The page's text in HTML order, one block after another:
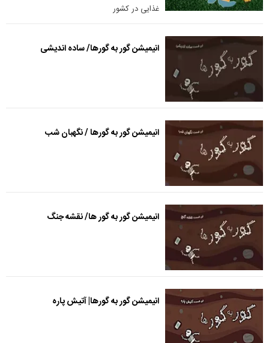
غذایی در کشور
انیمیشن گور به گورها/ ساده اندیشی
انیمیشن گور به گورها / نگهبان شب
انیمیشن گور به گور ها/ نقشه جنگ
انیمیشن گور به گورها| آتیش پاره